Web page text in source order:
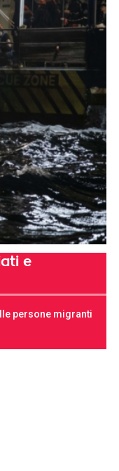
e
persone migranti